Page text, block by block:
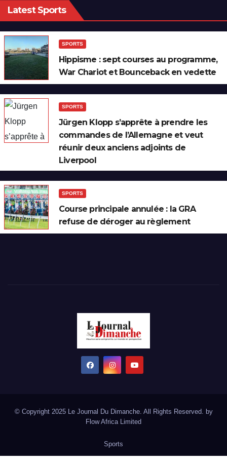
Latest Sports
SPORTS
Hippisme : sept courses au programme,
War Chariot et Bounceback en vedette
SPORTS
Jürgen Klopp s’apprête à prendre les
commandes de l’Allemagne et veut
réunir deux anciens adjoints de
Liverpool
SPORTS
Course principale annulée : la GRA
refuse de déroger au règlement
© Copyright 2025 Le Journal Du Dimanche. All Rights Reserved. by
Flow Africa Limited
Sports